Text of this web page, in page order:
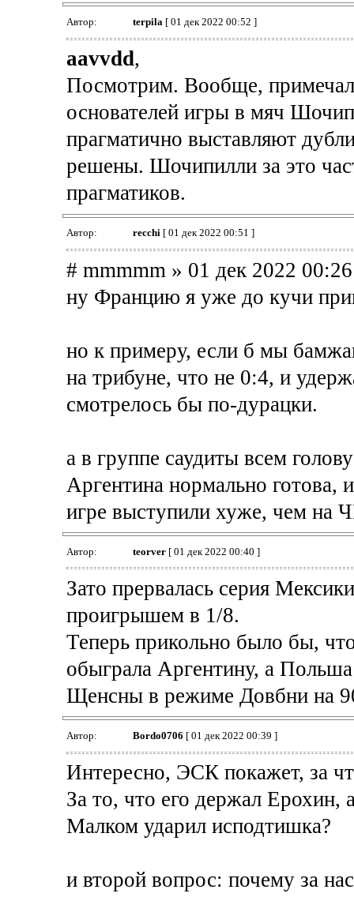
Автор: terpila[ 01 дек 2022 00:52 ]
aavvdd,
Посмотрим. Вообще,
основателей игры в мяч
прагматично выставляют
решены. Шочипилли за это
прагматиков.
Автор: recchi[ 01 дек 2022 00:51 ]
# mmmmm » 01 дек 2022 00:26
ну Францию я уже до кучи
но к примеру, если б мы
на трибуне, что не 0:4, и
смотрелось бы по-дурацки.
а в группе саудиты всем
Аргентина нормально готова,
игре выступили хуже, чем на
Автор: teorver[ 01 дек 2022 00:40 ]
Зато прервалась серия
проигрышем в 1/8.
Теперь прикольно было бы,
обыграла Аргентину, а
Щенсны в режиме Довбни на
Автор: Bordo0706 [ 01 дек 2022 00:39 ]
Интересно, ЭСК покажет, за
За то, что его держал Ерохин,
Малком ударил исподтишка?
и второй вопрос: почему за